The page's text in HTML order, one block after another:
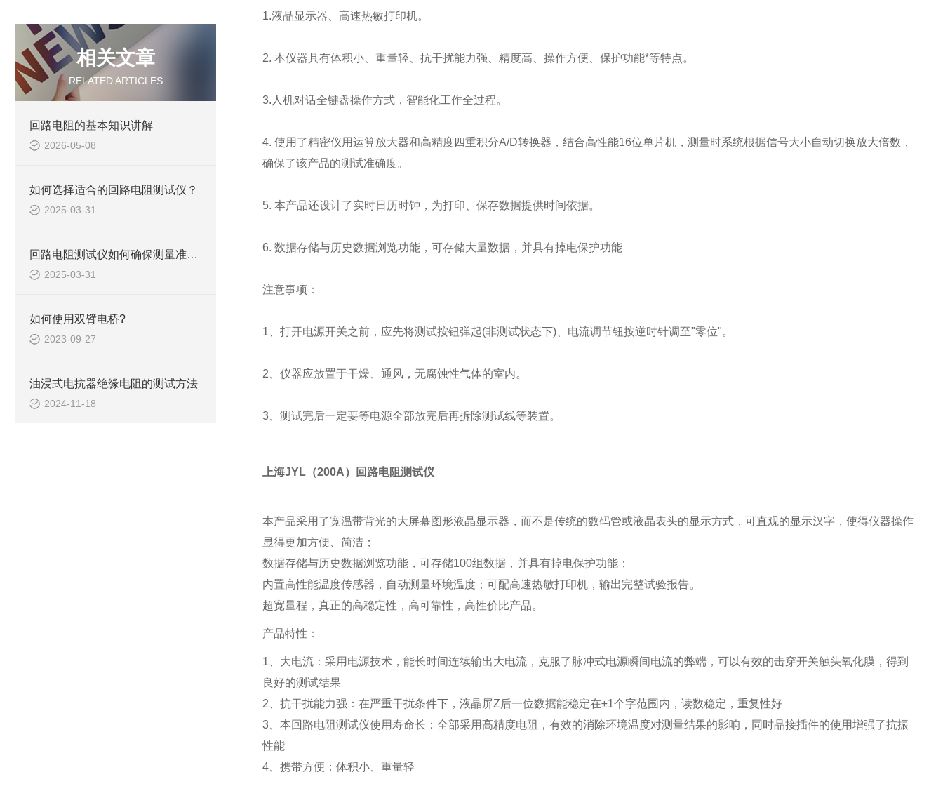
相关文章
RELATED ARTICLES
回路电阻的基本知识讲解
2026-05-08
如何选择适合的回路电阻测试仪？
2025-03-31
回路电阻测试仪如何确保测量准确度
2025-03-31
如何使用双臂电桥?
2023-09-27
油浸式电抗器绝缘电阻的测试方法
2024-11-18
1.液晶显示器、高速热敏打印机。
2. 本仪器具有体积小、重量轻、抗干扰能力强、精度高、操作方便、保护功能*等特点。
3.人机对话全键盘操作方式，智能化工作全过程。
4. 使用了精密仪用运算放大器和高精度四重积分A/D转换器，结合高性能16位单片机，测量时系统根据信号大小自动切换放大倍数，
确保了该产品的测试准确度。
5. 本产品还设计了实时日历时钟，为打印、保存数据提供时间依据。
6. 数据存储与历史数据浏览功能，可存储大量数据，并具有掉电保护功能
注意事项：
1、打开电源开关之前，应先将测试按钮弹起(非测试状态下)、电流调节钮按逆时针调至"零位"。
2、仪器应放置于干燥、通风，无腐蚀性气体的室内。
3、测试完后一定要等电源全部放完后再拆除测试线等装置。
上海JYL（200A）回路电阻测试仪
本产品采用了宽温带背光的大屏幕图形液晶显示器，而不是传统的数码管或液晶表头的显示方式，可直观的显示汉字，使得仪器操作
显得更加方便、简洁；
数据存储与历史数据浏览功能，可存储100组数据，并具有掉电保护功能；
内置高性能温度传感器，自动测量环境温度；可配高速热敏打印机，输出完整试验报告。
超宽量程，真正的高稳定性，高可靠性，高性价比产品。
产品特性：
1、大电流：采用电源技术，能长时间连续输出大电流，克服了脉冲式电源瞬间电流的弊端，可以有效的击穿开关触头氧化膜，得到
良好的测试结果
2、抗干扰能力强：在严重干扰条件下，液晶屏Z后一位数据能稳定在±1个字范围内，读数稳定，重复性好
3、本回路电阻测试仪使用寿命长：全部采用高精度电阻，有效的消除环境温度对测量结果的影响，同时品接插件的使用增强了抗振
性能
4、携带方便：体积小、重量轻